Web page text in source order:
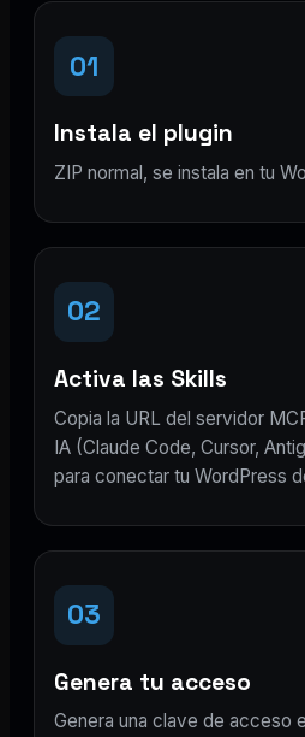
01
Instala el plugin
ZIP normal, se instala en tu
02
Activa las Skills
Copia la URL del servidor
IA (Claude Code, Cursor,
para conectar tu WordPress
03
Genera tu acceso
Genera una clave de acceso